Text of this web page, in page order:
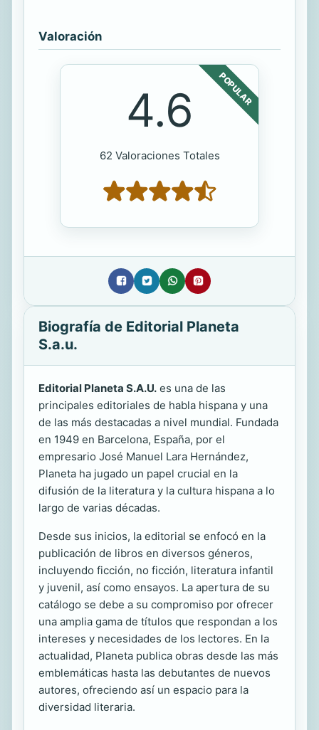
Valoración
POPULAR
4.6
62 Valoraciones Totales
Biografía de Editorial Planeta
S.a.u.
Editorial Planeta S.A.U. es una de las
principales editoriales de habla hispana y una
de las más destacadas a nivel mundial. Fundada
en 1949 en Barcelona, España, por el
empresario José Manuel Lara Hernández,
Planeta ha jugado un papel crucial en la
difusión de la literatura y la cultura hispana a lo
largo de varias décadas.
Desde sus inicios, la editorial se enfocó en la
publicación de libros en diversos géneros,
incluyendo ficción, no ficción, literatura infantil
y juvenil, así como ensayos. La apertura de su
catálogo se debe a su compromiso por ofrecer
una amplia gama de títulos que respondan a los
intereses y necesidades de los lectores. En la
actualidad, Planeta publica obras desde las más
emblemáticas hasta las debutantes de nuevos
autores, ofreciendo así un espacio para la
diversidad literaria.